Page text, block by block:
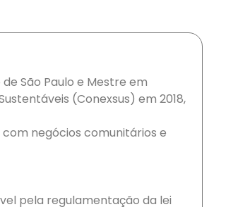
São Paulo e Mestre em
(Conexsus) em 2018,
negócios comunitários e
pela regulamentação da lei